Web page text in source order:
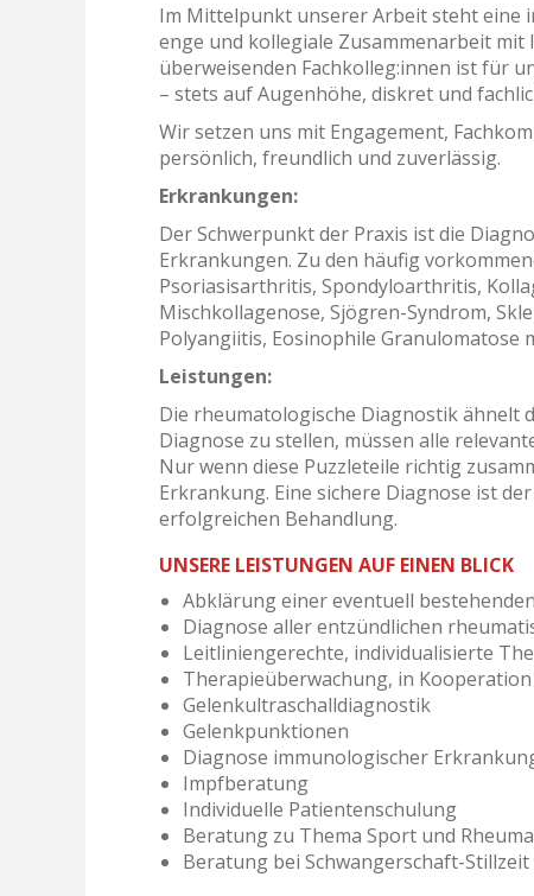
Im Mittelpunkt unserer Arbeit steht eine
enge und kollegiale Zusammenarbeit
überweisenden Fachkolleg:innen ist für
– stets auf Augenhöhe, diskret und
Wir setzen uns mit Engagement,
persönlich, freundlich und zuverlässig.
Erkrankungen:
Der Schwerpunkt der Praxis ist die
Erkrankungen. Zu den häufig
Psoriasisarthritis, Spondyloarthritis,
Mischkollagenose, Sjögren-Syndrom,
Polyangiitis, Eosinophile Granulomatose
Leistungen:
Die rheumatologische Diagnostik ähnelt
Diagnose zu stellen, müssen alle
Nur wenn diese Puzzleteile richtig
Erkrankung. Eine sichere Diagnose ist
erfolgreichen Behandlung.
UNSERE LEISTUNGEN AUF EINEN BLICK
Abklärung einer eventuell
Diagnose aller entzündlichen
Leitliniengerechte, individualisierte
Therapieüberwachung, in
Gelenkultraschalldiagnostik
Gelenkpunktionen
Diagnose immunologischer
Impfberatung
Individuelle Patientenschulung
Beratung zu Thema Sport und
Beratung bei Schwangerschaft-Stillzeit